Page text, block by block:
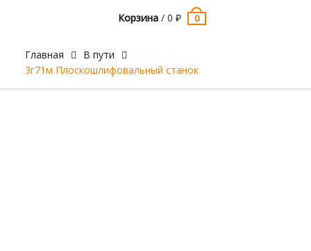
Корзина/ 0 ₽ 0
Главная
В пути
3г71м Плоскошлифовальный станок